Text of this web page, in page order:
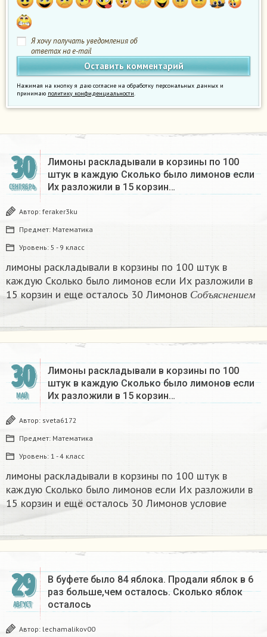
Я хочу получать уведомления об
ответах на e-mail
Нажимая на кнопку я даю согласие на обработку персональных данных и
принимаю политику конфиденциальности.
30
СЕНТЯБРЬ
Лимоны раскладывали в корзины по 100
штук в каждую Сколько было лимонов если
Их разложили в 15 корзин…
Автор: feraker3ku
Предмет: Математика
Уровень: 5 - 9 класс
лимоны раскладывали в корзины по 100 штук в
каждую Сколько было лимонов если Их разложили в
15 корзин и еще осталось 30 Лимонов
С о б ъяс н е н и ем
Собъяснени ем
30
МАЙ
Лимоны раскладывали в корзины по 100
штук в каждую Сколько было лимонов если
Их разложили в 15 корзин…
Автор: sveta6172
Предмет: Математика
Уровень: 1 - 4 класс
лимоны раскладывали в корзины по 100 штук в
каждую Сколько было лимонов если Их разложили в
15 корзин и ещё осталось 30 Лимонов условие​
29
АВГУСТ
В буфете было 84 яблока. Продали яблок в 6
раз больше,чем осталось. Сколько яблок
осталось
Автор: lechamalikov00